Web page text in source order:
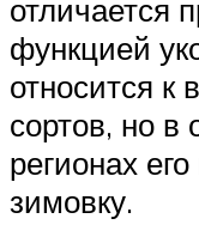
отличается
функцией
относится к
сортов, но в
регионах
зимовку.